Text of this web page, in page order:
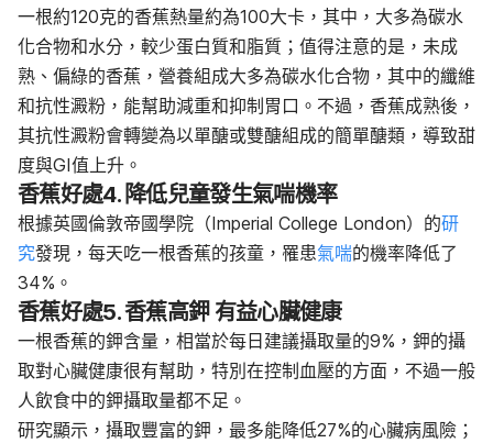
一根約120克的香蕉熱量約為100大卡，其中，大多為碳水
化合物和水分，較少蛋白質和脂質；值得注意的是，未成
熟、偏綠的香蕉，營養組成大多為碳水化合物，其中的纖維
和抗性澱粉，能幫助減重和抑制胃口。不過，香蕉成熟後，
其抗性澱粉會轉變為以單醣或雙醣組成的簡單醣類，導致甜
度與GI值上升。
香蕉好處4. 降低兒童發生氣喘機率
根據英國倫敦帝國學院（Imperial College London）的研
究發現，每天吃一根香蕉的孩童，罹患氣喘的機率降低了
34%。
香蕉好處5. 香蕉高鉀 有益心臟健康
一根香蕉的鉀含量，相當於每日建議攝取量的9%，鉀的攝
取對心臟健康很有幫助，特別在控制血壓的方面，不過一般
人飲食中的鉀攝取量都不足。
研究顯示，攝取豐富的鉀，最多能降低27%的心臟病風險；